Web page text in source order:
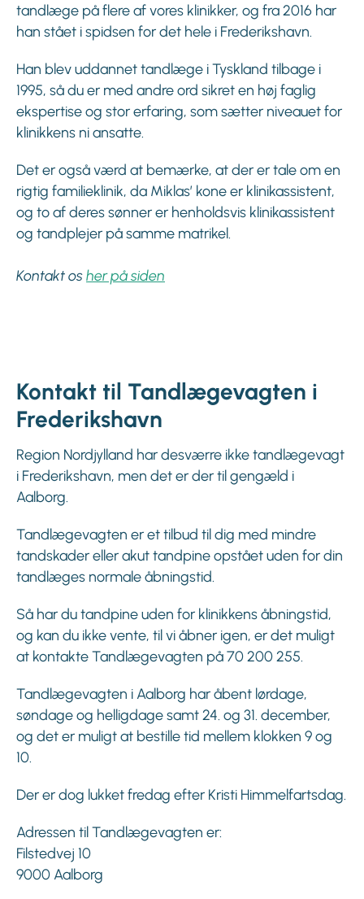
tandlæge på flere af vores klinikker, og fra 2016 har
han stået i spidsen for det hele i Frederikshavn.
Han blev uddannet tandlæge i Tyskland tilbage i
1995, så du er med andre ord sikret en høj faglig
ekspertise og stor erfaring, som sætter niveauet for
klinikkens ni ansatte.
Det er også værd at bemærke, at der er tale om en
rigtig familieklinik, da Miklas’ kone er klinikassistent,
og to af deres sønner er henholdsvis klinikassistent
og tandplejer på samme matrikel.
Kontakt osher på siden
Kontakt til Tandlægevagten i
Frederikshavn
Region Nordjylland har desværre ikke tandlægevagt
i Frederikshavn, men det er der til gengæld i
Aalborg.
Tandlægevagten er et tilbud til dig med mindre
tandskader eller akut tandpine opstået uden for din
tandlæges normale åbningstid.
Så har du tandpine uden for klinikkens åbningstid,
og kan du ikke vente, til vi åbner igen, er det muligt
at kontakte Tandlægevagten på 70 200 255.
Tandlægevagten i Aalborg har åbent lørdage,
søndage og helligdage samt 24. og 31. december,
og det er muligt at bestille tid mellem klokken 9 og
10.
Der er dog lukket fredag efter Kristi Himmelfartsdag.
Adressen til Tandlægevagten er:
Filstedvej 10
9000 Aalborg